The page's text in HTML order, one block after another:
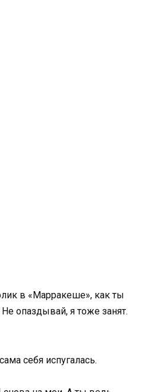
в «Марракеше», как ты
опаздывай, я тоже занят.
себя испугалась.